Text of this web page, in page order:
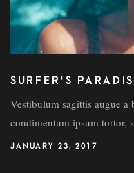
SURFER'S
Vestibulum sagittis augue a
condimentum ipsum tortor,
JANUARY 23, 2017